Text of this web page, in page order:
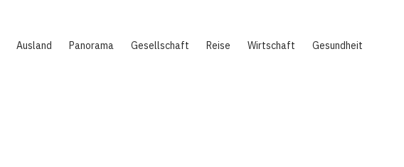
Ausland Panorama Gesellschaft Reise Wirtschaft Gesundheit